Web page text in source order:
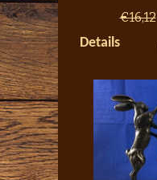
€16,12
Details